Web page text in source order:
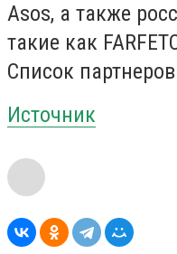
Asos, а также
такие как
Список
Источник